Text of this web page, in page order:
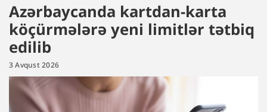
Azərbaycanda kartdan-karta
köçürmələrə yeni limitlər tətbiq
edilib
3 Avqust 2026